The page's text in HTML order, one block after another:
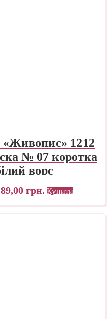
1212
№ 07 коротка
ворс
89,00 грн. Купити